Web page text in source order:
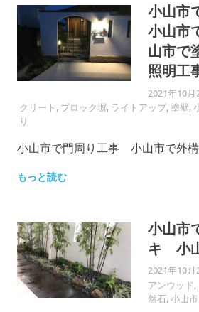
小山市
小山市
山市で
照明工
2021年10月
クリート , ブロック塀, ライトアップ,塗壁,
り
小山市で門周り工事 小山市で外
もっと読む
小山市
キ 小
2021年10月
アンウッド,
然石,小山市